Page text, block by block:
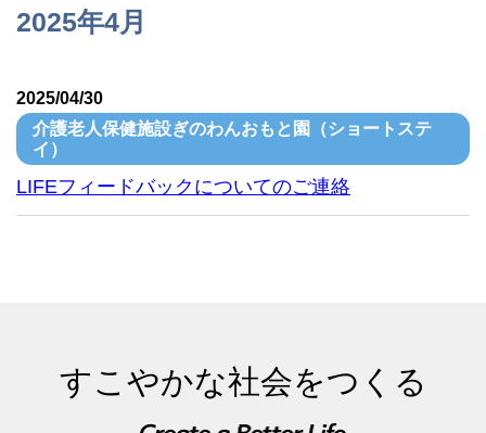
2025年4月
2025/04/30
介護老人保健施設ぎのわんおもと園（ショートステ
イ）
LIFEフィードバックについてのご連絡
すこやかな社会をつくる